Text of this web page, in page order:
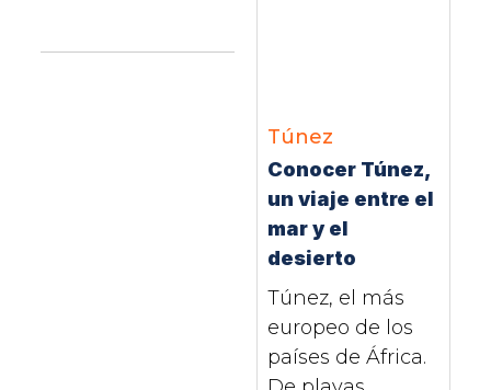
Túnez
Conocer Túnez,
un viaje entre el
mar y el
desierto
Túnez, el más
europeo de los
países de África.